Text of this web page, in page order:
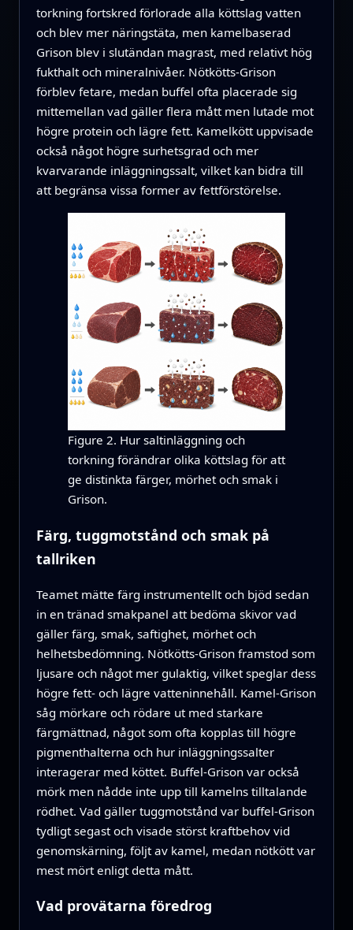
torkning fortskred förlorade alla köttslag vatten
och blev mer näringstäta, men kamelbaserad
Grison blev i slutändan magrast, med relativt hög
fukthalt och mineralnivåer. Nötkötts-Grison
förblev fetare, medan buffel ofta placerade sig
mittemellan vad gäller flera mått men lutade mot
högre protein och lägre fett. Kamelkött uppvisade
också något högre surhetsgrad och mer
kvarvarande inläggningssalt, vilket kan bidra till
att begränsa vissa former av fettförstörelse.
Figure 2. Hur saltinläggning och
torkning förändrar olika köttslag för att
ge distinkta färger, mörhet och smak i
Grison.
Färg, tuggmotstånd och smak på
tallriken
Teamet mätte färg instrumentellt och bjöd sedan
in en tränad smakpanel att bedöma skivor vad
gäller färg, smak, saftighet, mörhet och
helhetsbedömning. Nötkötts-Grison framstod som
ljusare och något mer gulaktig, vilket speglar dess
högre fett- och lägre vatteninnehåll. Kamel-Grison
såg mörkare och rödare ut med starkare
färgmättnad, något som ofta kopplas till högre
pigmenthalterna och hur inläggningssalter
interagerar med köttet. Buffel-Grison var också
mörk men nådde inte upp till kamelns tilltalande
rödhet. Vad gäller tuggmotstånd var buffel-Grison
tydligt segast och visade störst kraftbehov vid
genomskärning, följt av kamel, medan nötkött var
mest mört enligt detta mått.
Vad provätarna föredrog